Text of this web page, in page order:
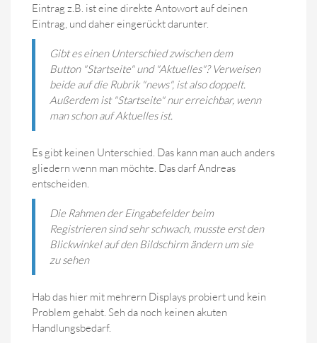
Eintrag z.B. ist eine direkte Antowort auf deinen
Eintrag, und daher eingerückt darunter.
Gibt es einen Unterschied zwischen dem
Button "Startseite" und "Aktuelles"? Verweisen
beide auf die Rubrik "news", ist also doppelt.
Außerdem ist "Startseite" nur erreichbar, wenn
man schon auf Aktuelles ist.
Es gibt keinen Unterschied. Das kann man auch anders
gliedern wenn man möchte. Das darf Andreas
entscheiden.
Die Rahmen der Eingabefelder beim
Registrieren sind sehr schwach, musste erst den
Blickwinkel auf den Bildschirm ändern um sie
zu sehen
Hab das hier mit mehrern Displays probiert und kein
Problem gehabt. Seh da noch keinen akuten
Handlungsbedarf.